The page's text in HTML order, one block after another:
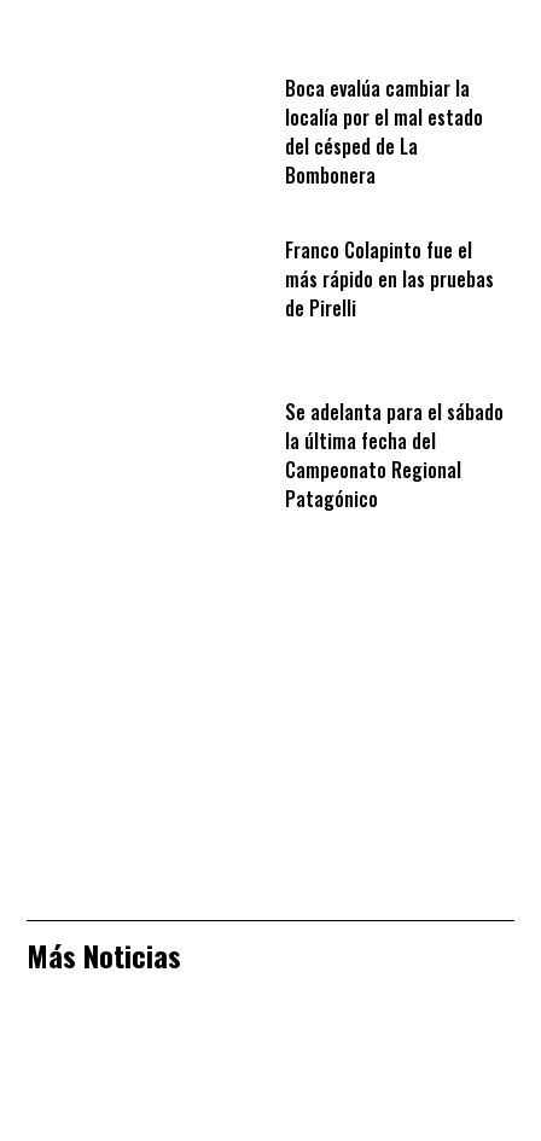
Boca evalúa cambiar la
localía por el mal estado
del césped de La
Bombonera
Franco Colapinto fue el
más rápido en las pruebas
de Pirelli
Se adelanta para el sábado
la última fecha del
Campeonato Regional
Patagónico
Más Noticias